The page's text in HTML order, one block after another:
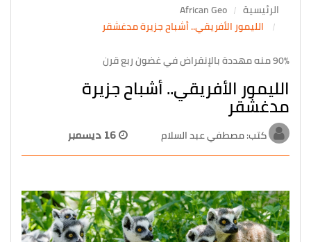
الرئيسية
African Geo
الليمور الأفريقي.. أشباح جزيرة مدغشقر
90% منه مهددة بالإنقراض في غضون ربع قرن
الليمور الأفريقي.. أشباح جزيرة
مدغشقر
كتب: مصطفي عبد السلام